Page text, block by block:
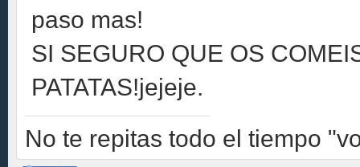
paso mas!
SI SEGURO QUE OS
PATATAS!jejeje.
No te repitas todo el tiempo